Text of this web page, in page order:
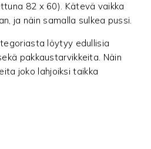
82 x 60). Kätevä vaikka
ja näin samalla sulkea pussi.
löytyy edullisia
pakkaustarvikkeita. Näin
joko lahjoiksi taikka